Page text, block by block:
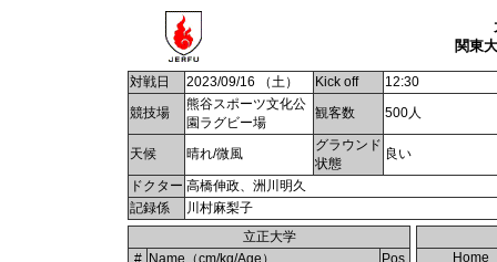
関東
対戦日 2023/09/16 （土） Kick off
12:30
競技場
熊谷スポーツ文化公
園ラグビー場
観客数 500人
天候 晴れ/微風
グラウンド
状態
良い
ドクター 高橋伸政、洲川明久
記録係
川村麻梨子
立正大学
#
Name（cm/kg/Age）
Pos.
Home